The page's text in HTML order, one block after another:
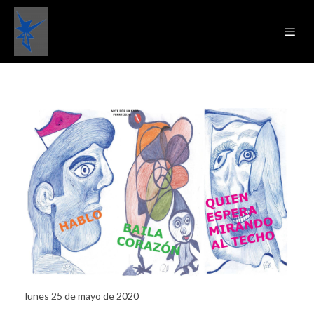
lunes 25 de mayo de 2020